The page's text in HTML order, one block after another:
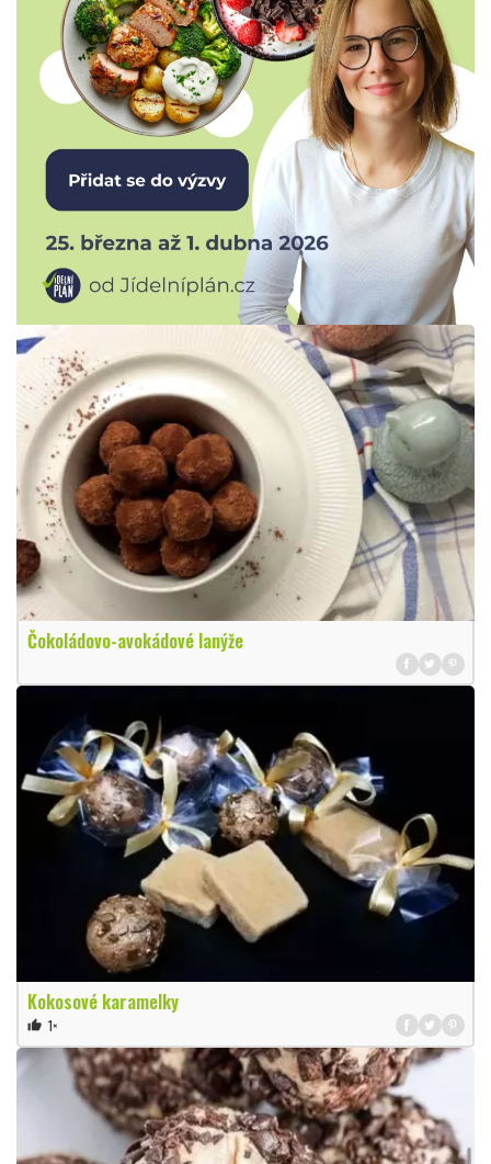
Čokoládovo-avokádové lanýže
Kokosové karamelky
thumb_up 1×